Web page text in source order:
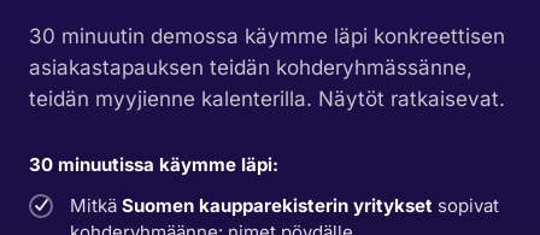
30 minuutin demossa käymme läpi konkreettisen
asiakastapauksen teidän kohderyhmässänne,
teidän myyjienne kalenterilla. Näytöt ratkaisevat.
30 minuutissa käymme läpi:
Mitkä Suomen kaupparekisterin yritykset sopivat